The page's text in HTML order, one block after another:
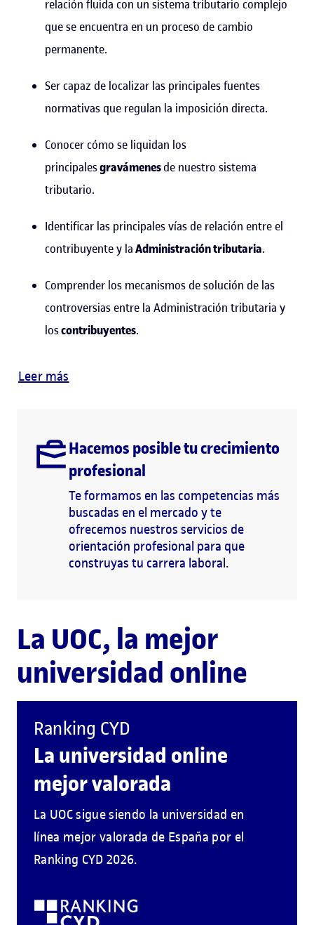
relación fluida con un sistema tributario complejo
que se encuentra en un proceso de cambio
permanente.
Ser capaz de localizar las principales fuentes
normativas que regulan la imposición directa.
Conocer cómo se liquidan los
principalesgravámenesde nuestro sistema
tributario.
Identificar las principales vías de relación entre el
contribuyente y laAdministración tributaria.
Comprender los mecanismos de solución de las
controversias entre la Administración tributaria y
loscontribuyentes.
Leer más
Hacemos posible tu crecimiento
profesional
Te formamos en las competencias más
buscadas en el mercado y te
ofrecemos nuestros servicios de
orientación profesional para que
construyas tu carrera laboral.
La UOC, la mejor
universidad online
Ranking CYD
La universidad online
mejor valorada
La UOC sigue siendo la universidad en
línea mejor valorada de España por el
Ranking CYD 2026.